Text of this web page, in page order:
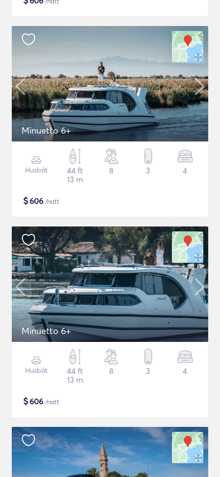
Minuetto 6+
Husbåt
44 ft
13 m
8 3 4
$606 /natt
Minuetto 6+
Husbåt
44 ft
13 m
8 3 4
$606 /natt